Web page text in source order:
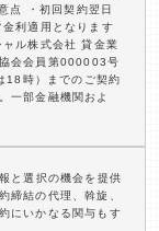
点 ・初回契約翌日
利適用となります
ャル株式会社 貸金業
会会員第000003号
18時）までのご契約
一部金融機関およ
と選択の機会を提供
締結の代理、斡旋、
にいかなる関与もす